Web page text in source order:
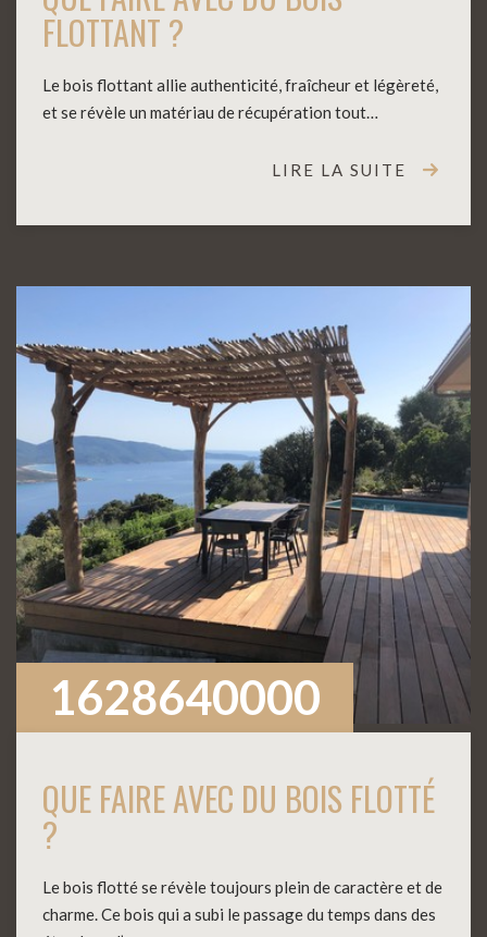
FLOTTANT ?
Le bois flottant allie authenticité, fraîcheur et légèreté,
et se révèle un matériau de récupération tout…
LIRE LA SUITE
1628640000
QUE FAIRE AVEC DU BOIS FLOTTÉ
?
Le bois flotté se révèle toujours plein de caractère et de
charme. Ce bois qui a subi le passage du temps dans des